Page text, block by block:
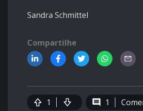
Sandra Schmittel
Compartilhe
1 1